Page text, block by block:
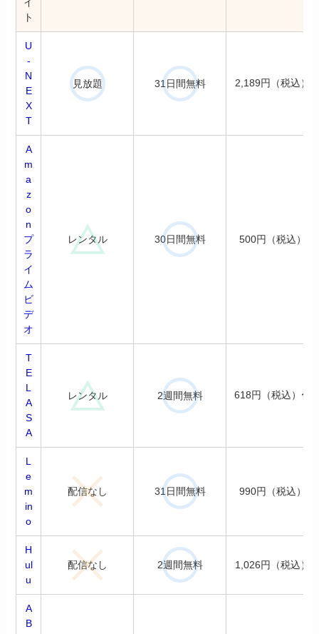
イ
ト
U
-
N
E
X
T
見放題 31日間無料 2,189円（税込）
A
m
a
z
o
n
プ
ラ
イ
ム
ビ
デ
オ
レンタル 30日間無料 500円（税込）
T
E
L
A
S
A
レンタル 2週間無料 618円（税込）〜
L
e
m
in
o
配信なし 31日間無料 990円（税込）
H
ul
u
配信なし 2週間無料 1,026円（税込）
A
B